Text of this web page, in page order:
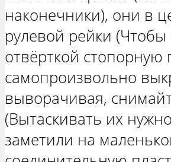
наконечники), они в
рулевой рейки
отвёрткой стопорную
самопроизвольно
выворачивая,
(Вытаскивать их
заметили на